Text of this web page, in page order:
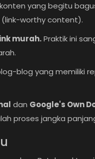
yang begitu
worthy content).
murah.Praktik ini
blog yang memiliki
dan Google's Own
proses jangka